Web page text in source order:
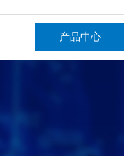
产品中心